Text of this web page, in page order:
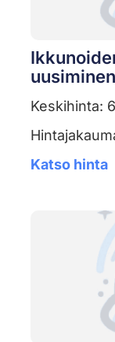
uusiminen
Keskihinta:
Katso hinta